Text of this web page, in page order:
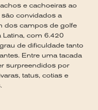
e cachoeiras ao
convidados a
dos campos de golfe
Latina, com 6.420
de dificuldade tanto
Entre uma tacada
surpreendidos por
tatus, cotias e